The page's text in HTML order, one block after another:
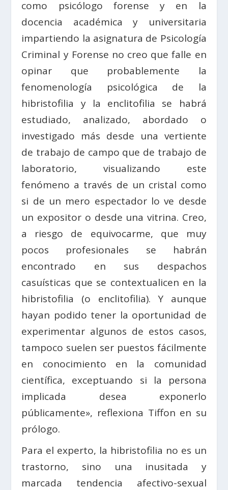
como psicólogo forense y en la
docencia académica y universitaria
impartiendo la asignatura de Psicología
Criminal y Forense no creo que falle en
opinar que probablemente la
fenomenología psicológica de la
hibristofilia y la enclitofilia se habrá
estudiado, analizado, abordado o
investigado más desde una vertiente
de trabajo de campo que de trabajo de
laboratorio, visualizando este
fenómeno a través de un cristal como
si de un mero espectador lo ve desde
un expositor o desde una vitrina. Creo,
a riesgo de equivocarme, que muy
pocos profesionales se habrán
encontrado en sus despachos
casuísticas que se contextualicen en la
hibristofilia (o enclitofilia). Y aunque
hayan podido tener la oportunidad de
experimentar algunos de estos casos,
tampoco suelen ser puestos fácilmente
en conocimiento en la comunidad
científica, exceptuando si la persona
implicada desea exponerlo
públicamente», reflexiona Tiffon en su
prólogo.
Para el experto, la hibristofilia no es un
trastorno, sino una inusitada y
marcada tendencia afectivo-sexual